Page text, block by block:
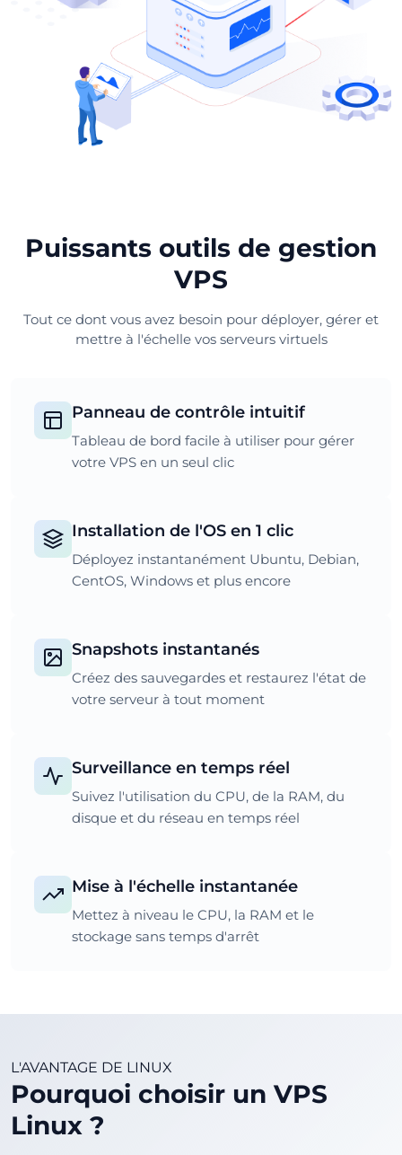
Puissants outils de gestion
VPS
Tout ce dont vous avez besoin pour déployer, gérer et
mettre à l'échelle vos serveurs virtuels
Panneau de contrôle intuitif
Tableau de bord facile à utiliser pour gérer
votre VPS en un seul clic
Installation de l'OS en 1 clic
Déployez instantanément Ubuntu, Debian,
CentOS, Windows et plus encore
Snapshots instantanés
Créez des sauvegardes et restaurez l'état de
votre serveur à tout moment
Surveillance en temps réel
Suivez l'utilisation du CPU, de la RAM, du
disque et du réseau en temps réel
Mise à l'échelle instantanée
Mettez à niveau le CPU, la RAM et le
stockage sans temps d'arrêt
L'AVANTAGE DE LINUX
Pourquoi choisir un VPS
Linux ?